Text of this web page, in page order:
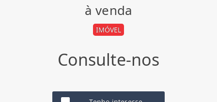
à venda
IMÓVEL
Consulte-nos